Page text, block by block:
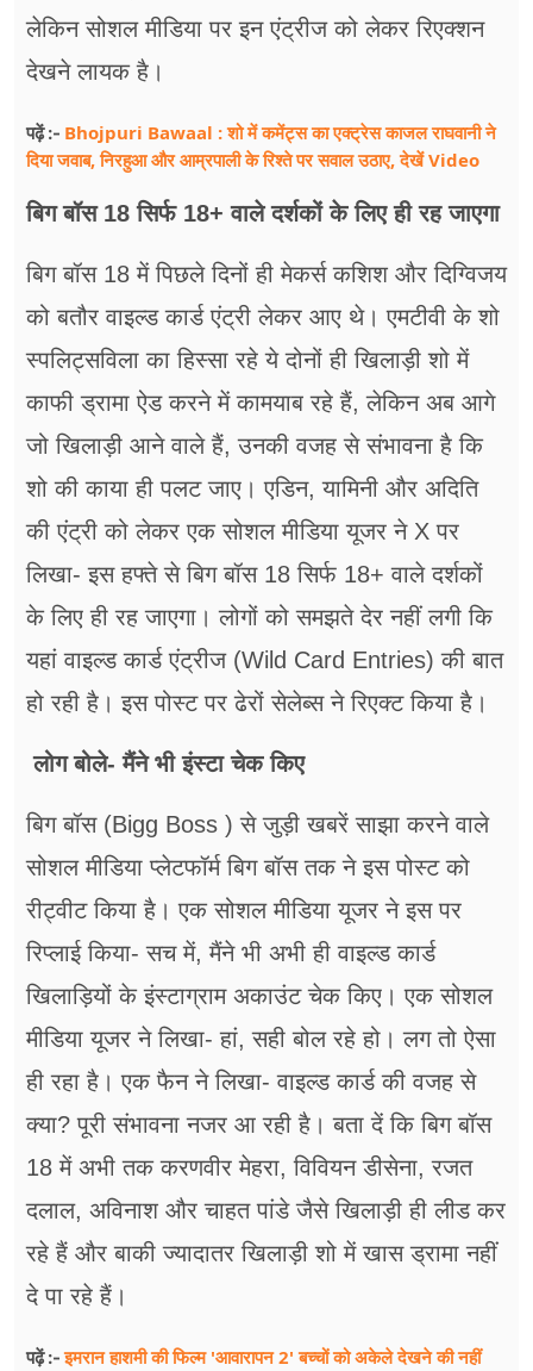
लेकिन सोशल मीडिया पर इन एंट्रीज को लेकर रिएक्शन
देखने लायक है।
पढ़ें :- Bhojpuri Bawaal : शो में कमेंट्स का एक्ट्रेस काजल राघवानी ने
दिया जवाब, निरहुआ और आम्रपाली के रिश्ते पर सवाल उठाए, देखें Video
बिग बॉस 18 सिर्फ 18+ वाले दर्शकों के लिए ही रह जाएगा
बिग बॉस 18 में पिछले दिनों ही मेकर्स कशिश और दिग्विजय
को बतौर वाइल्ड कार्ड एंट्री लेकर आए थे। एमटीवी के शो
स्पलिट्सविला का हिस्सा रहे ये दोनों ही खिलाड़ी शो में
काफी ड्रामा ऐड करने में कामयाब रहे हैं, लेकिन अब आगे
जो खिलाड़ी आने वाले हैं, उनकी वजह से संभावना है कि
शो की काया ही पलट जाए। एडिन, यामिनी और अदिति
की एंट्री को लेकर एक सोशल मीडिया यूजर ने X पर
लिखा- इस हफ्ते से बिग बॉस 18 सिर्फ 18+ वाले दर्शकों
के लिए ही रह जाएगा। लोगों को समझते देर नहीं लगी कि
यहां वाइल्ड कार्ड एंट्रीज (Wild Card Entries) की बात
हो रही है। इस पोस्ट पर ढेरों सेलेब्स ने रिएक्ट किया है।
लोग बोले- मैंने भी इंस्टा चेक किए
बिग बॉस (Bigg Boss ) से जुड़ी खबरें साझा करने वाले
सोशल मीडिया प्लेटफॉर्म बिग बॉस तक ने इस पोस्ट को
रीट्वीट किया है। एक सोशल मीडिया यूजर ने इस पर
रिप्लाई किया- सच में, मैंने भी अभी ही वाइल्ड कार्ड
खिलाड़ियों के इंस्टाग्राम अकाउंट चेक किए। एक सोशल
मीडिया यूजर ने लिखा- हां, सही बोल रहे हो। लग तो ऐसा
ही रहा है। एक फैन ने लिखा- वाइल्ड कार्ड की वजह से
क्या? पूरी संभावना नजर आ रही है। बता दें कि बिग बॉस
18 में अभी तक करणवीर मेहरा, विवियन डीसेना, रजत
दलाल, अविनाश और चाहत पांडे जैसे खिलाड़ी ही लीड कर
रहे हैं और बाकी ज्यादातर खिलाड़ी शो में खास ड्रामा नहीं
दे पा रहे हैं।
पढ़ें :-इमरान हाशमी की फिल्म 'आवारापन 2' बच्चों को अकेले देखने की नहीं